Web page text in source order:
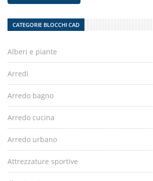
CATEGORIE BLOCCHI CAD
Alberi e piante
Arredi
Arredo bagno
Arredo cucina
Arredo urbano
Attrezzature sportive